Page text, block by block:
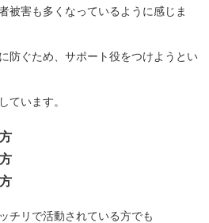
被害も多くなっているように感じま
防ぐため、サポート役をつけようとい
ています。
チリで活動されている方でも